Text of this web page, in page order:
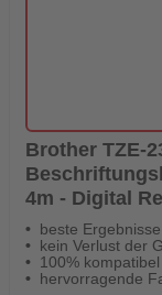
Brother TZE-
4m - Digital
beste Ergebnisse
kein Verlust der
100%
hervorragende